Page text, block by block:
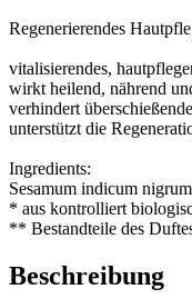
Regenerierendes
vitalisierendes,
wirkt heilend, nährend
verhindert
unterstützt die
Ingredients:
Sesamum indicum
* aus kontrolliert
** Bestandteile des
Beschreibung